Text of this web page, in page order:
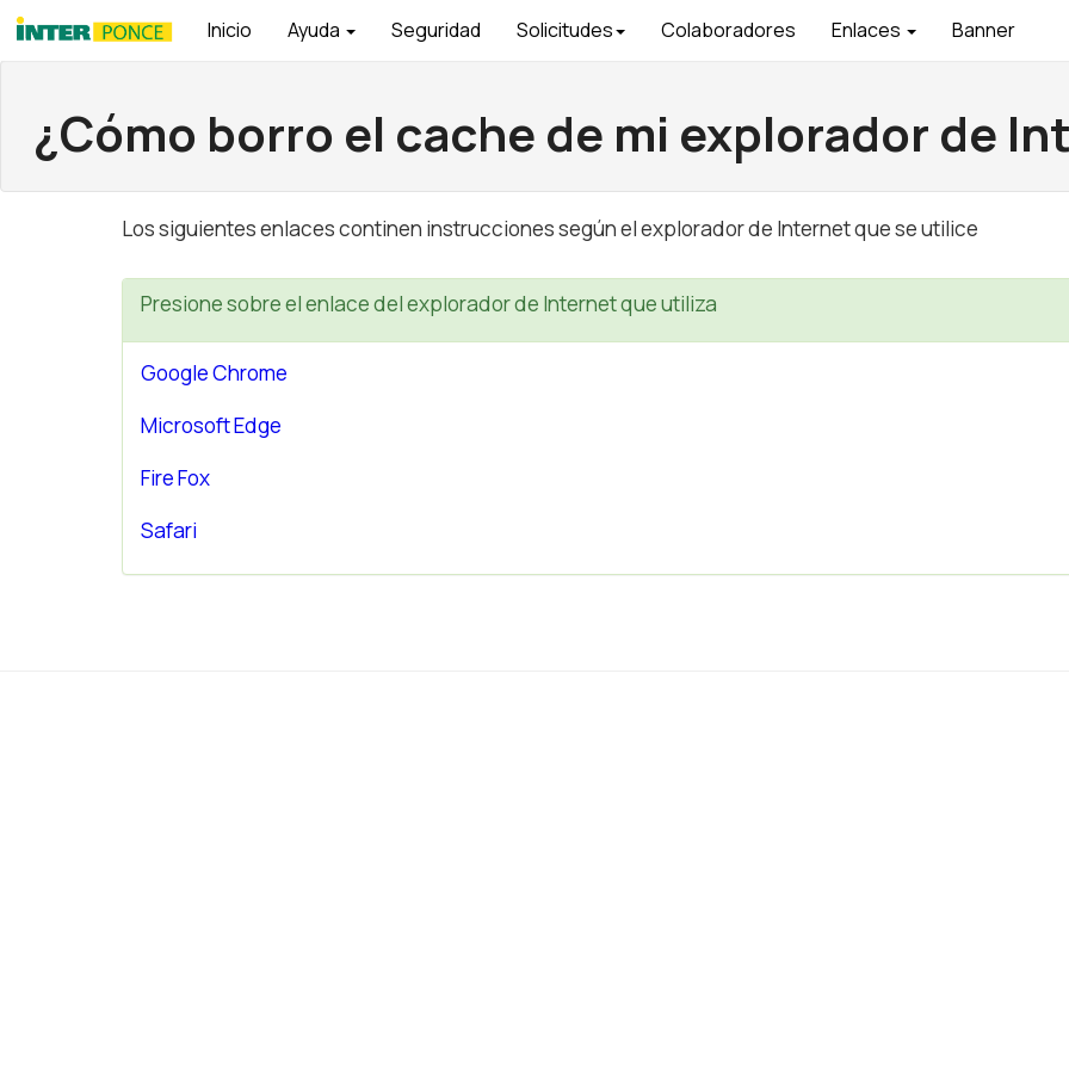
Inicio Ayuda Seguridad Solicitudes Colaboradores Enlaces Banner
¿Cómo borro el cache de mi explorador de
Los siguientes enlaces continen instrucciones según el explorador de Internet que se utilice
Presione sobre el enlace del explorador de Internet que utiliza
Google Chrome
Microsoft Edge
Fire Fox
Safari